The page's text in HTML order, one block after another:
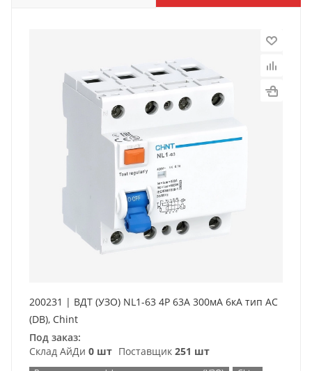
200231 | ВДТ (УЗО) NL1-63 4P 63А 300мА 6кА тип AC
(DB), Chint
Под заказ:
Склад АйДи 0 шт Поставщик 251 шт